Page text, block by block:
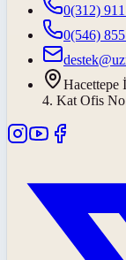
0(312)
0(546)
Hacettepe
4. Kat Ofis